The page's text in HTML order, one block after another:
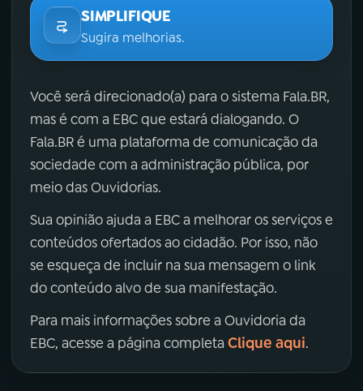
SIMPLIFIQUE
Sugira melhorias.
Você será direcionado(a) para o sistema Fala.BR,
mas é com a EBC que estará dialogando. O
Fala.BR é uma plataforma de comunicação da
sociedade com a administração pública, por
meio das Ouvidorias.
Sua opinião ajuda a EBC a melhorar os serviços e
conteúdos ofertados ao cidadão. Por isso, não
se esqueça de incluir na sua mensagem o link
do conteúdo alvo de sua manifestação.
Para mais informações sobre a Ouvidoria da
EBC, acesse a página completa Clique aqui.